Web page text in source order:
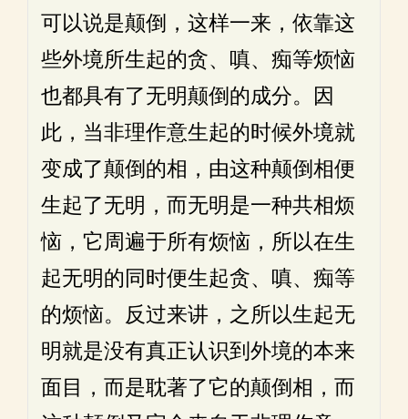
可以说是颠倒，这样一来，依靠这
些外境所生起的贪、嗔、痴等烦恼
也都具有了无明颠倒的成分。因
此，当非理作意生起的时候外境就
变成了颠倒的相，由这种颠倒相便
生起了无明，而无明是一种共相烦
恼，它周遍于所有烦恼，所以在生
起无明的同时便生起贪、嗔、痴等
的烦恼。反过来讲，之所以生起无
明就是没有真正认识到外境的本来
面目，而是耽著了它的颠倒相，而